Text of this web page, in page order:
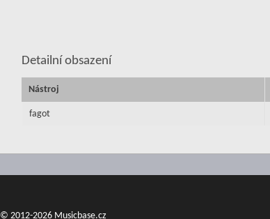
Detailní obsazení
Nástroj
fagot
© 2012-2026 Musicbase.cz